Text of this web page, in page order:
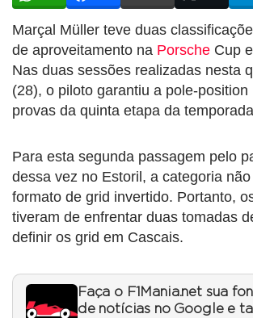
Marçal Müller teve duas
de aproveitamento na Porsche Cup
Nas duas sessões realizadas nesta
(28), o piloto garantiu a pole-
provas da quinta etapa da
Para esta segunda passagem pelo
dessa vez no Estoril, a categoria
formato de grid invertido. Portanto,
tiveram de enfrentar duas tomadas
definir os grid em Cascais.
Faça o F1Mania.net sua
de notícias no Google e